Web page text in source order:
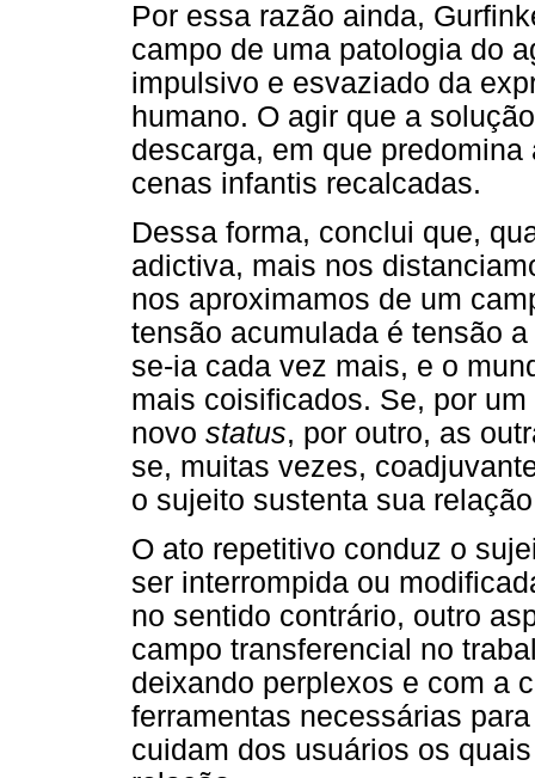
Por essa razão ainda,
campo de uma patologia do
impulsivo e esvaziado da
humano. O agir que a
descarga, em que
cenas infantis recalcadas.
Dessa forma, conclui que,
adictiva, mais nos
nos aproximamos de um
tensão acumulada é tensão
se-ia cada vez mais, e o
mais coisificados. Se, por
novo status, por outro, as
se, muitas vezes,
o sujeito sustenta sua
O ato repetitivo conduz o
ser interrompida ou
no sentido contrário, outro
campo transferencial no
deixando perplexos e com a
ferramentas necessárias
cuidam dos usuários os